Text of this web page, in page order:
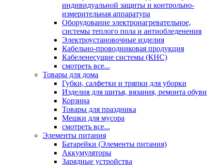
индивидуальной защиты и контрольно-
измерительная аппаратура
Оборудование электронагревательное,
системы теплого пола и антиобледенения
Электроустановочные изделия
Кабельно-проводниковая продукция
Кабеленесущие системы (КНС)
смотреть все...
Товары для дома
Губки, салфетки и тряпки для уборки
Изделия для шитья, вязания, ремонта обуви
Корзина
Товары для праздника
Мешки для мусора
смотреть все...
Элементы питания
Батарейки (Элементы питания)
Аккумуляторы
Зарядные устройства